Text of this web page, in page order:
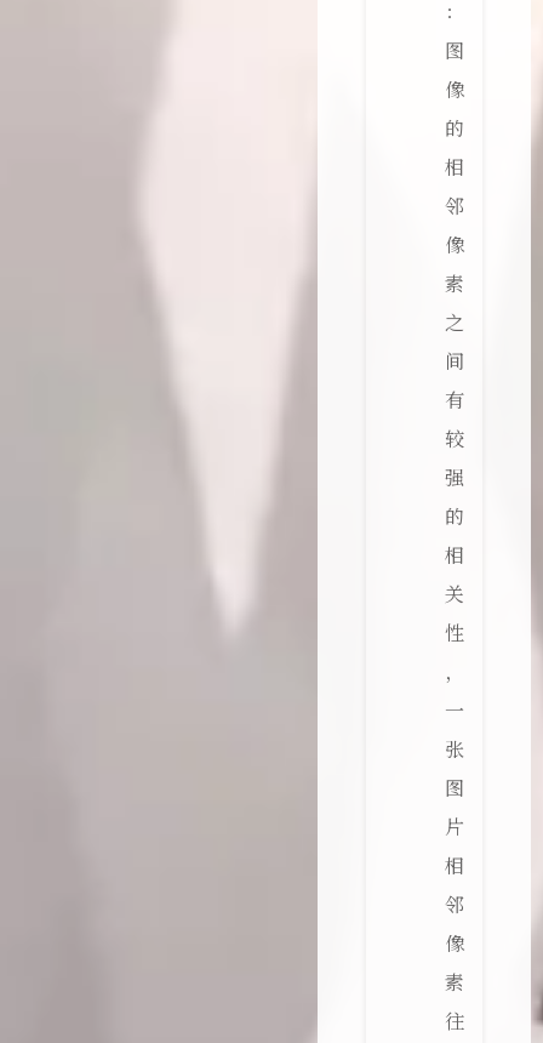
：
图
像
的
相
邻
像
素
之
间
有
较
强
的
相
关
性
，
一
张
图
片
相
邻
像
素
往